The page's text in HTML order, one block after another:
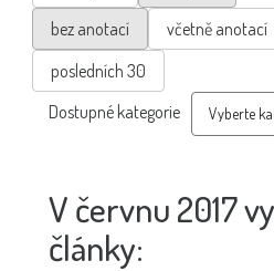
bez anotací
včetně anotací
posledních 30
Dostupné kategorie
V červnu 2017
články: